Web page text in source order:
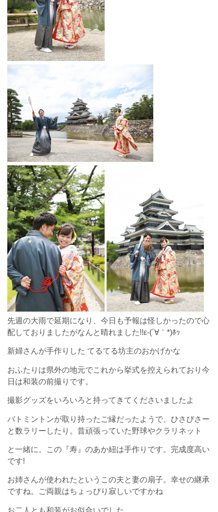
先週の大雨で延期になり、今日も予報は怪しかったので心
配しておりましたがなんと晴れました!!ε-(´∀｀*)ﾎｯ
新婦さんが手作りした てるてる坊主のおかげかな
おふたりは県外の地元でこれから挙式を控えられており今
日は和装の前撮りです。
撮影グッズをいろいろと持ってきてくださいましたよ
バトミントンが取り持ったご縁だったようで、ひさびさー
と数ラリーしたり。昔頑張っていた野球やクラリネット
と一緒に。この『寿』のあか紐は手作りです。完成度高い
です!
お姉さんが使われたというこの夫と妻の扇子。幸せの継承
ですね。ご両親はちょっぴり寂しいですかね
お二人とも和装がお似合いでした。